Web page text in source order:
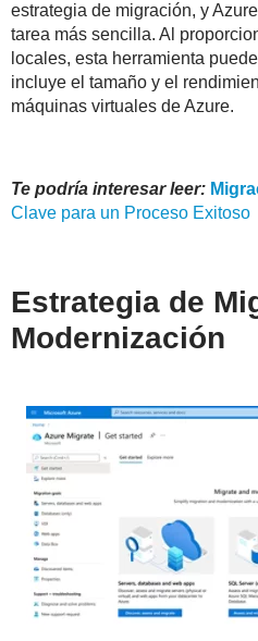
estrategia de migración, y
tarea más sencilla. Al
locales, esta herramienta
incluye el tamaño y el
máquinas virtuales de Azure.
Te podría interesar leer:
Clave para un Proceso Exitoso
Estrategia de
Modernización